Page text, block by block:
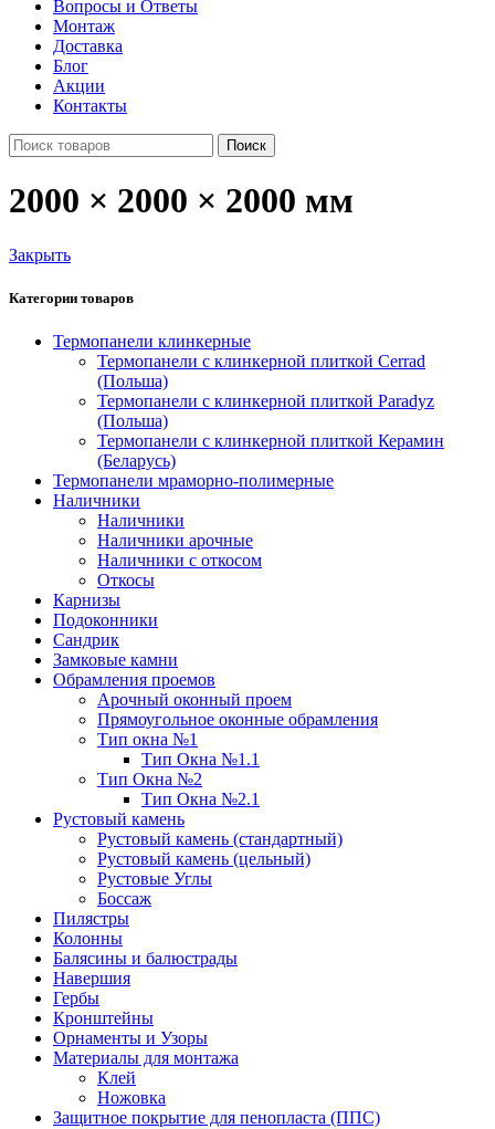
Вопросы и Ответы
Монтаж
Доставка
Блог
Акции
Контакты
Поиск
2000 × 2000 × 2000 мм
Закрыть
Категории товаров
Термопанели клинкерные
Термопанели c клинкерной плиткой Сerrad
(Польша)
Термопанели с клинкерной плиткой Paradyz
(Польша)
Термопанели с клинкерной плиткой Керамин
(Беларусь)
Термопанели мраморно-полимерные
Наличники
Наличники
Наличники арочные
Наличники с откосом
Откосы
Карнизы
Подоконники
Сандрик
Замковые камни
Обрамления проемов
Арочный оконный проем
Прямоугольное оконные обрамления
Тип окна №1
Тип Окна №1.1
Тип Окна №2
Тип Окна №2.1
Рустовый камень
Рустовый камень (стандартный)
Рустовый камень (цельный)
Рустовые Углы
Боссаж
Пилястры
Колонны
Балясины и балюстрады
Навершия
Гербы
Кронштейны
Орнаменты и Узоры
Материалы для монтажа
Клей
Ножовка
Защитное покрытие для пенопласта (ППС)